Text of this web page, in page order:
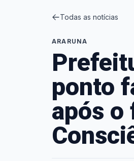
Todas as notícias
ARARUNA
ponto
após o